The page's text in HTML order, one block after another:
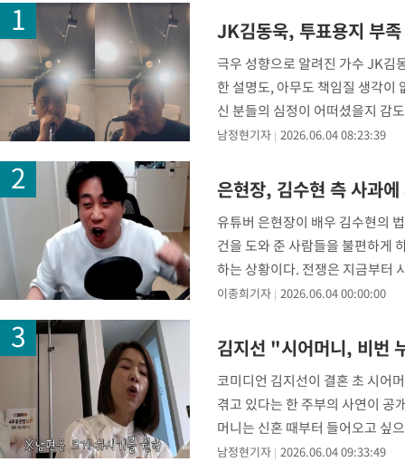
49분 전 >
[속보]코스피, 6200선 약보합…0.60% 내린 6258.77에 마쳐
50분 전 >
[속보]원·달러 환율, 7.7원 내린 1416.1원 마감
52분 전 >[속보] 노원서 40.1도 관측…서울, 2018년 이후 첫 40도
1시간 전 >[속보]종합특검, '계엄 수용공간 확보' 신용해 前교정본부장 기소
1시간 전 >외신들도 주목한 韓축구 파문…"국민적 공분에 수사 재개"
1시간 전 >11시간 압수수색에 성접대 파문까지…'쑥대밭' 된 축구협회
2시간 전 >[속보]규제합리화위원회 부위원장에 김태유 서울대 공대 교수…이
후임
-21907초 전 > 이강인, 폭염 속 AT마드리드 첫 훈련…80명 식사 대접까지(종
-19046초 전 >미 사업체 일자리, 7월에 2.3만개 순감하고 그 전 2개월 10.3
하향수정 (2보)
-18494초 전 > [속보] 미 사업체, 일자리 7월에 2.3만 개 줄어…실업률은
↓-14357초 전 >
[속보]이 대통령 "부동산 공급 기존 사고방식 매달리지 말고 과
실천"
-13442초 전 >이란, "오만과 '중앙 단일 루트' 합의…북쪽 인바운드·남쪽 아
-5010초 전 >"낮 기온 소폭 하락"…수도권 폭염중대경보, 폭염경보로 하향
-4974초 전 >
[속보]이 대통령, '호우피해' 안동·의성 관할 4개 면 특별재난지
-4937초 전 >
[단독]중수청 지원 검사들, 정원 초과 시 낮은 계급 임용…희망
낮 최고 37도 찜통더위…곳곳 소나기·강원 많은 비[내일날씨]
-1214초 전 >
SK하이닉스, 용인·청주 팹에 54조 투자…"AI 메모리 수요 선
응"
32분 전 >여자배구 이재영·이다영 자매, 아제르바이잔 투란VC 입단
JK김동욱, 투표용지 부
극우 성향으로 알려진 가수 JK김
한 설명도, 아무도 책임질 생각이
신 분들의 심정이 어떠셨을지 감
것"이라고
남정현기자 2026.06.04 08:23:39
은현장, 김수현 측 사과
유튜버 은현장이 배우 김수현의
건을 도와 준 사람들을 불편하게
하는 상황이다. 전쟁은 지금부터
같다
이종희기자 2026.06.04 00:00:00
김지선 "시어머니, 비번
코미디언 김지선이 결혼 초 시어
겪고 있다는 한 주부의 사연이
머니는 신혼 때부터 들어오고 싶
진은 "시댁에서
남정현기자 2026.06.04 09:33:49